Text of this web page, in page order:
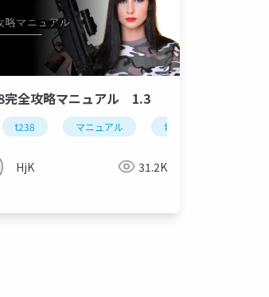
t238 電子トリガー
fcu 不知火商店 big-out
完全攻略マニュアル 1.3
t238 マニュアル 電子トリガー
HjK 31.2K